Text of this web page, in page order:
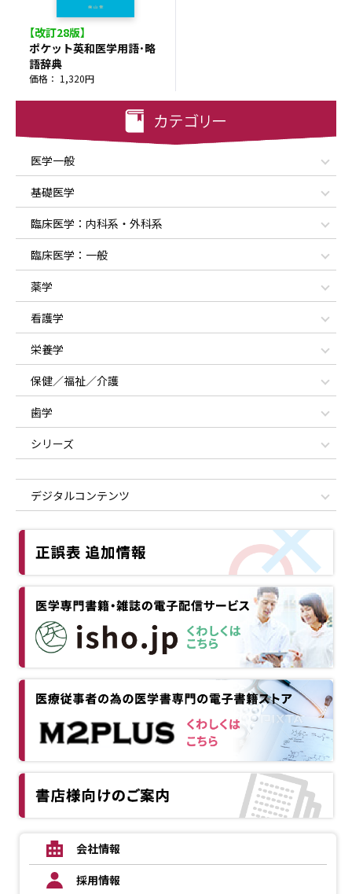
医学一般
基礎医学
臨床医学：内科系・外科系
臨床医学：一般
薬学
看護学
栄養学
保健／福祉／介護
歯学
シリーズ
デジタルコンテンツ
会社情報
採用情報
【改訂28版】
ポケット英和医学用語･略
語辞典
価格： 1,320円